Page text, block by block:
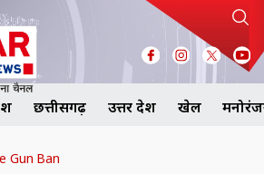
छत्तीसगढ़ उत्तर प्रदेश खेल
Gun Ban